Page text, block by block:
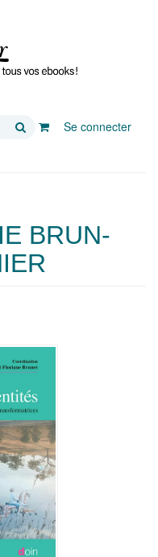
Se connecter
BRUN-